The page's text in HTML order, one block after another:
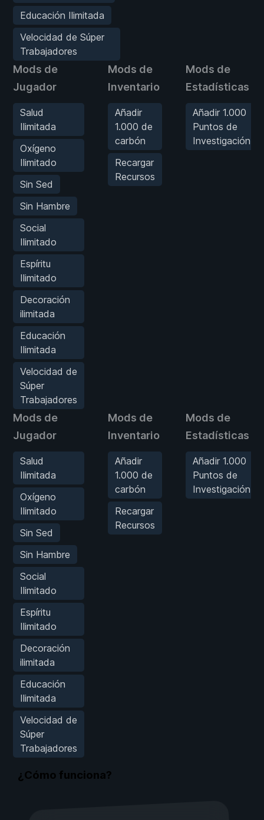
Educación Ilimitada
Velocidad de Súper
Trabajadores
Mods de
Jugador
Salud
Ilimitada
Oxígeno
Ilimitado
Sin Sed
Sin Hambre
Social
Ilimitado
Espíritu
Ilimitado
Decoración
ilimitada
Educación
Ilimitada
Velocidad de
Súper
Trabajadores
Mods de
Inventario
Añadir
1.000 de
carbón
Recargar
Recursos
Mods de
Estadísticas
Añadir 1.000
Puntos de
Investigación
Mods de
Jugador
Salud
Ilimitada
Oxígeno
Ilimitado
Sin Sed
Sin Hambre
Social
Ilimitado
Espíritu
Ilimitado
Decoración
ilimitada
Educación
Ilimitada
Velocidad de
Súper
Trabajadores
Mods de
Inventario
Añadir
1.000 de
carbón
Recargar
Recursos
Mods de
Estadísticas
Añadir 1.000
Puntos de
Investigación
¿Cómo funciona?